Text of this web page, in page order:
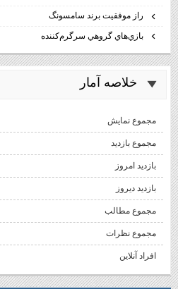
راز موفقيت برند سامسونگ
بازي‌هاي گروهي سرگرم‌كننده
خلاصه آمار
مجموع نمایش‌
مجموع بازدید
بازدید امروز
بازدید دیروز
مجموع مطالب
مجموع نظرات
افراد آنلاین